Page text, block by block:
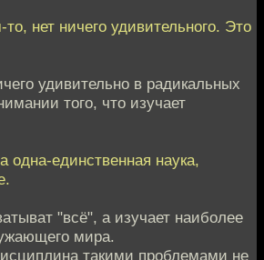
нет ничего удивительного. Это
удивительно в радикальных
того, что изучает
единственная наука,
"всё", а изучает наиболее
мира.
такими проблемами не